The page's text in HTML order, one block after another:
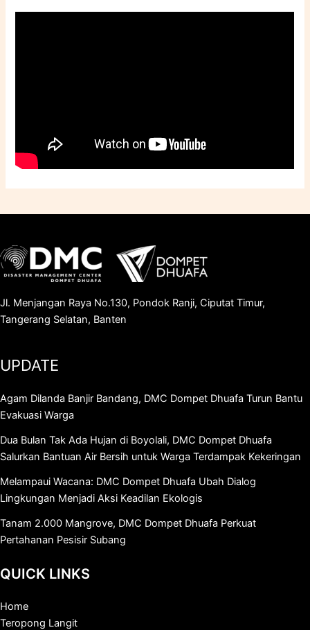
Jl. Menjangan Raya No.130, Pondok Ranji, Ciputat Timur,
Tangerang Selatan, Banten
UPDATE
Agam Dilanda Banjir Bandang, DMC Dompet Dhuafa Turun Bantu
Evakuasi Warga
Dua Bulan Tak Ada Hujan di Boyolali, DMC Dompet Dhuafa
Salurkan Bantuan Air Bersih untuk Warga Terdampak Kekeringan
Melampaui Wacana: DMC Dompet Dhuafa Ubah Dialog
Lingkungan Menjadi Aksi Keadilan Ekologis
Tanam 2.000 Mangrove, DMC Dompet Dhuafa Perkuat
Pertahanan Pesisir Subang
QUICK LINKS
Home
Teropong Langit